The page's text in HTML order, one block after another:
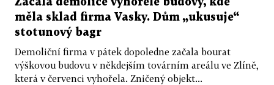
Začala demolice vyhořelé budovy, kde
měla sklad firma Vasky. Dům „ukusuje“
stotunový bagr
Demoliční firma v pátek dopoledne začala bourat
výškovou budovu v někdejším továrním areálu ve Zlíně,
která v červenci vyhořela. Zničený objekt...